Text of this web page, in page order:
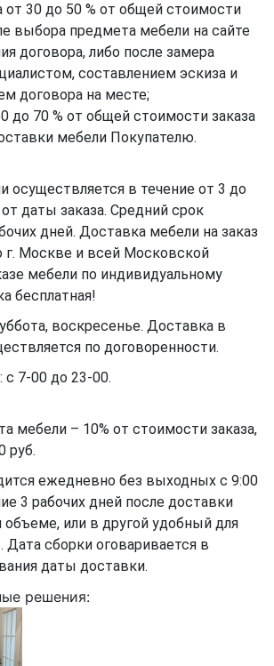
от 30 до 50 % от общей стоимости
выбора предмета мебели на сайте
договора, либо после замера
составлением эскиза и
договора на месте;
до 70 % от общей стоимости заказа
мебели Покупателю.
осуществляется в течение от 3 до
даты заказа. Средний срок
дней. Доставка мебели на заказ
г. Москве и всей Московской
мебели по индивидуальному
бесплатная!
воскресенье. Доставка в
по договоренности.
с 7-00 до 23-00.
мебели – 10% от стоимости заказа,
руб.
ежедневно без выходных с 9:00
3 рабочих дней после доставки
объеме, или в другой удобный для
Дата сборки оговаривается в
даты доставки.
решения: